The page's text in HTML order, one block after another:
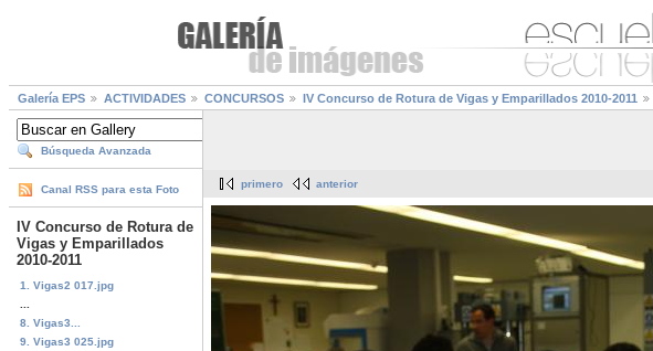
Galería EPS ACTIVIDADES CONCURSOS IV Concurso de Rotura de Vigas y Emparillados 2010-2011
Búsqueda Avanzada
Canal RSS para esta Foto
IV Concurso de Rotura de
Vigas y Emparillados
2010-2011
1. Vigas2 017.jpg
8. Vigas3...
9. Vigas3 025.jpg
primero anterior